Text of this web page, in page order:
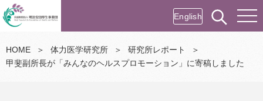
English
HOME ＞ 体力医学研究所 ＞ 研究所レポート
＞
甲斐副所長が「みんなのヘルスプロモーション」に寄稿しました